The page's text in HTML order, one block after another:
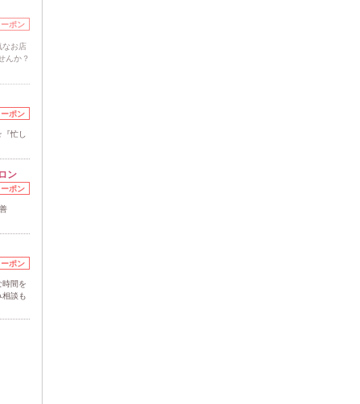
ポン
なお店
んか？
ポン
忙し
ン
ポン
ポン
時間を
相談も